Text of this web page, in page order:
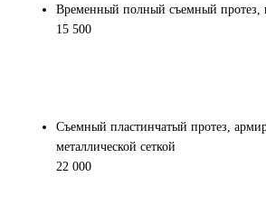
Временный полный съемный протез,
15 500
Съемный пластинчатый протез,
металлической сеткой
22 000